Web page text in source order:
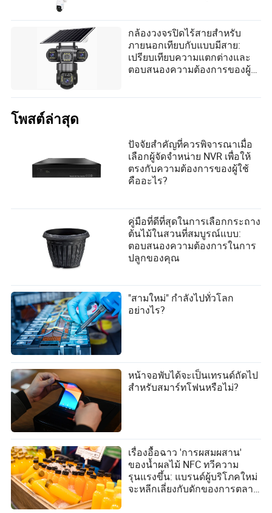
กล้องวงจรปิดไร้สายสำหรับ
ภายนอกเทียบกับแบบมีสาย:
เปรียบเทียบความแตกต่างและ
ตอบสนองความต้องการของผู้
โพสต์ล่าสุด
ปัจจัยสำคัญที่ควรพิจารณาเมื่อ
เลือกผู้จัดจำหน่าย NVR เพื่อให้
ตรงกับความต้องการของผู้ใช้
คืออะไร?
คู่มือที่ดีที่สุดในการเลือกกระถาง
ต้นไม้ในสวนที่สมบูรณ์แบบ:
ตอบสนองความต้องการในการ
ปลูกของคุณ
"สามใหม่" กำลังไปทั่วโลก
อย่างไร?
หน้าจอพับได้จะเป็นเทรนด์ถัดไป
สำหรับสมาร์ทโฟนหรือไม่?
เรื่องอื้อฉาว 'การผสมผสาน'
ของน้ำผลไม้ NFC ทวีความ
รุนแรงขึ้น: แบรนด์ผู้บริโภคใหม่
จะหลีกเลี่ยงกับดักของการตลาด